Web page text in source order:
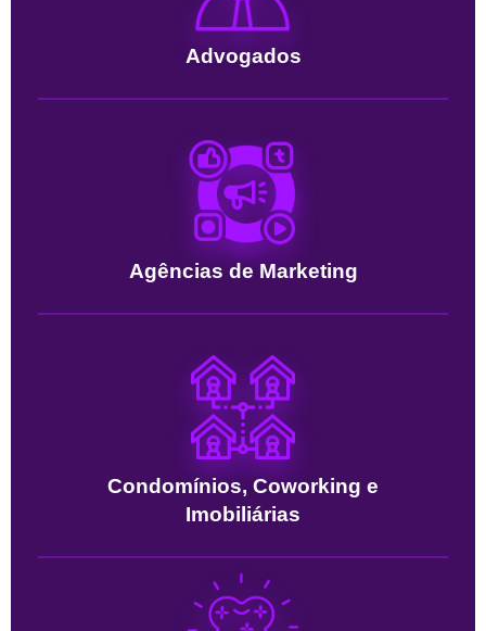
Advogados
Agências de Marketing
Condomínios, Coworking e
Imobiliárias